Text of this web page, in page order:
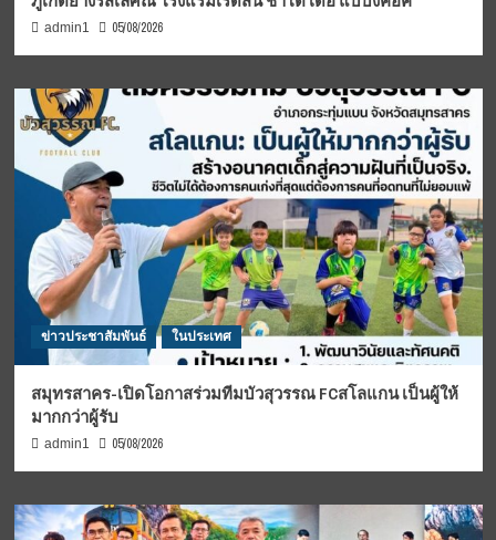
admin1 05/08/2026
ข่าวประชาสัมพันธ์ ในประเทศ
สมุทรสาคร-เปิดโอกาสร่วมทีมบัวสุวรรณ FCสโลแกน เป็นผู้ให้
มากกว่าผู้รับ
admin1 05/08/2026